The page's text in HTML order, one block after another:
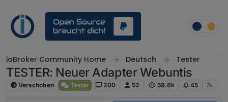
ioBroker Community Home Deutsch Tester
TESTER: Neuer Adapter Webuntis
Verschoben Tester 200 52 59.6k 45